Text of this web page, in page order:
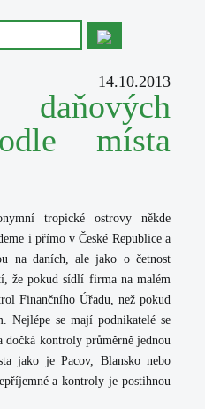
místa
14.10.2013
tropické ostrovy někde
i přímo v České Republice a
na daních, ale jako o četnost
že pokud sídlí firma na malém
Finančního Úřadu, než pokud
Nejlépe se mají podnikatelé se
dočká kontroly průměrně jednou
jako je Pacov, Blansko nebo
a kontroly je postihnou